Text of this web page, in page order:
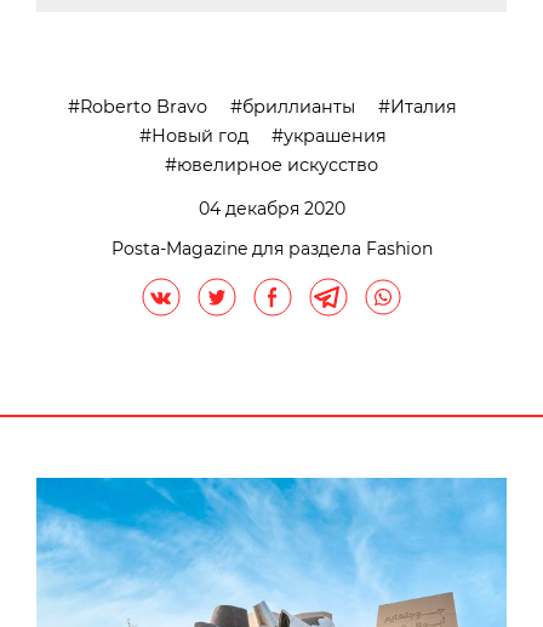
Roberto Bravo бриллианты
Италия
Новый год
украшения
ювелирное искусство
04 декабря 2020
Posta-Magazine для раздела Fashion